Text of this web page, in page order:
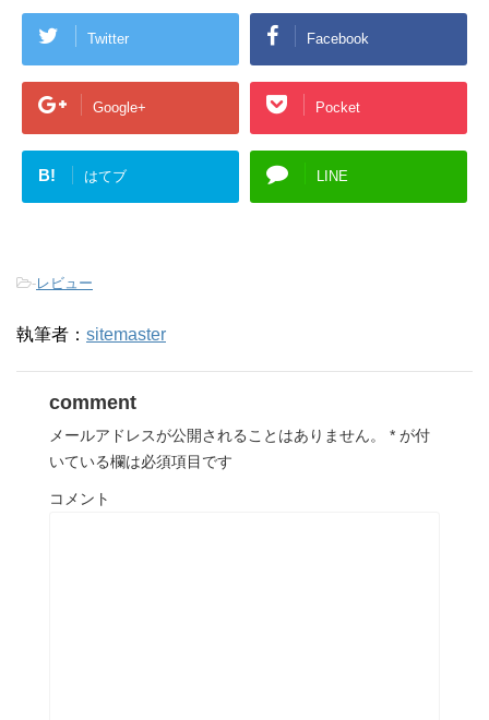
Twitter Facebook
Google+ Pocket
B! はてブ LINE
-レビュー
執筆者： sitemaster
comment
メールアドレスが公開されることはありません。 * が付
いている欄は必須項目です
コメント